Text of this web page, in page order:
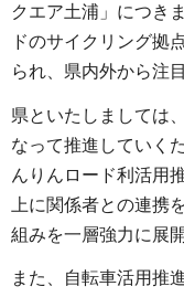
クエア土浦」につき
ドのサイクリング拠
られ、県内外から注
県といたしましては
なって推進していく
んりんロード利活用
上に関係者との連携
組みを一層強力に展
また、自転車活用推